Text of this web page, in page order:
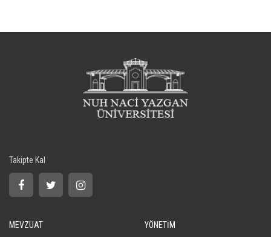
Takipte Kal
MEVZUAT YÖNETİM